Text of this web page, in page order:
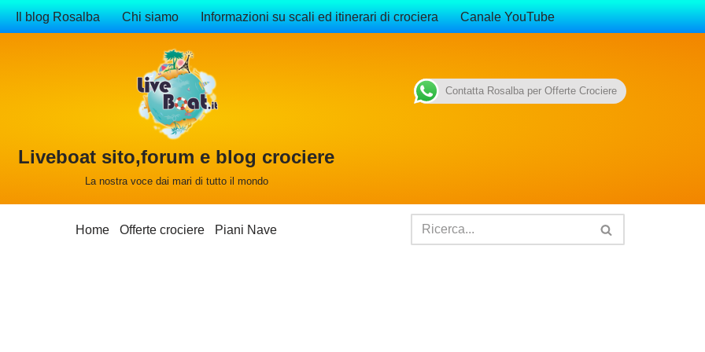
Il blog Rosalba Chi siamo Informazioni su scali ed itinerari di crociera Canale YouTube
Liveboat sito,forum e blog crociere
La nostra voce dai mari di tutto il mondo
Home Offerte crociere Piani Nave
Contatta Rosalba per Offerte Crociere